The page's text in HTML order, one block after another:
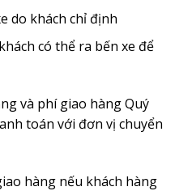
do khách chỉ định
có thể ra bến xe để
và phí giao hàng Quý
toán với đơn vị chuyển
hàng nếu khách hàng